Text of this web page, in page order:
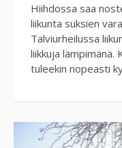
Hiihdossa saa
liikunta suksien
Talviurheilussa
liikkuja lämpimänä.
tuleekin nopeasti